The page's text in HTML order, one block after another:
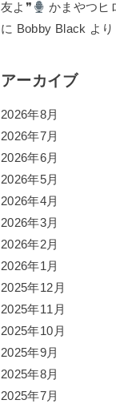
友よ❞
かまやつヒ
に Bobby Black より
アーカイブ
2026年8月
2026年7月
2026年6月
2026年5月
2026年4月
2026年3月
2026年2月
2026年1月
2025年12月
2025年11月
2025年10月
2025年9月
2025年8月
2025年7月